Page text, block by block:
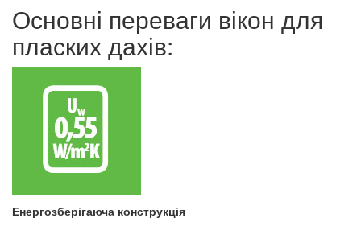
Основні переваги вікон для
пласких дахів:
Енергозберігаюча конструкція